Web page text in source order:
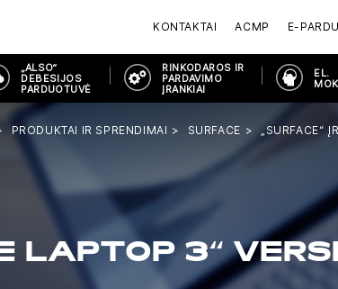
KONTAKTAI ACMP E-
„ALSO“
DEBESIJOS
PARDUOTUVĖ
RINKODAROS IR
PARDAVIMO
ĮRANKIAI
EL.
PRODUKTAI IR SPRENDIMAI SURFACE
„SURFACE“
LAPTOP 3“